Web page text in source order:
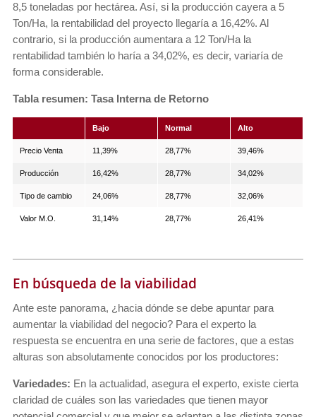
8,5 toneladas por hectárea. Así, si la producción cayera a 5
Ton/Ha, la rentabilidad del proyecto llegaría a 16,42%. Al
contrario, si la producción aumentara a 12 Ton/Ha la
rentabilidad también lo haría a 34,02%, es decir, variaría de
forma considerable.
Tabla resumen: Tasa Interna de Retorno
Bajo Normal Alto
Precio Venta 11,39% 28,77% 39,46%
Producción 16,42% 28,77% 34,02%
Tipo de cambio 24,06% 28,77% 32,06%
Valor M.O. 31,14% 28,77% 26,41%
En búsqueda de la viabilidad
Ante este panorama, ¿hacia dónde se debe apuntar para
aumentar la viabilidad del negocio? Para el experto la
respuesta se encuentra en una serie de factores, que a estas
alturas son absolutamente conocidos por los productores:
Variedades: En la actualidad, asegura el experto, existe cierta
claridad de cuáles son las variedades que tienen mayor